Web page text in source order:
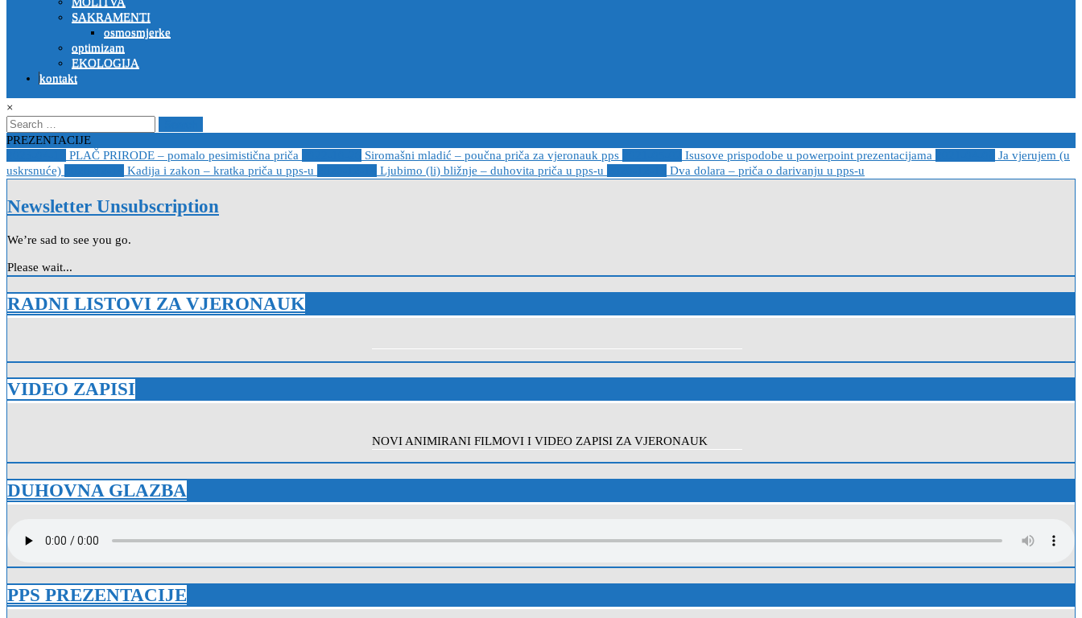
SAKRAMENTI
osmosmjerke
optimizam
EKOLOGIJA
kontakt
×
Search
for:
PREZENTACIJE
PLAČ PRIRODE – pomalo pesimistična priča Siromašni mladić – poučna priča za vjeronauk pps Isusove prispodobe u powerpoint prezentacijama
Ja vjerujem (u
uskrsnuće)
Kadija i zakon – kratka priča u pps-u Ljubimo (li) bližnje – duhovita priča u pps-u Dva dolara – priča o darivanju u pps-u
Newsletter Unsubscription
We’re sad to see you go.
Please wait...
RADNI LISTOVI ZA VJERONAUK
VIDEO ZAPISI
NOVI ANIMIRANI FILMOVI I VIDEO ZAPISI ZA VJERONAUK
DUHOVNA GLAZBA
PPS PREZENTACIJE